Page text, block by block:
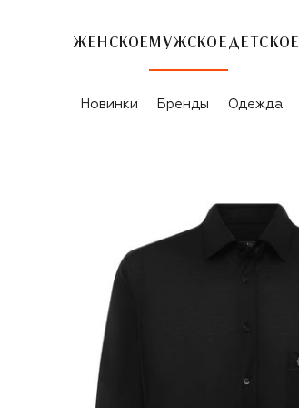
ЖЕНСКОЕ МУЖСКОЕ ДЕТСКОЕ
Новинки Бренды Одежда